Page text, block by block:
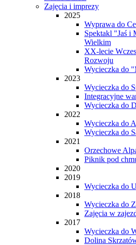
Zajęcia i imprezy
2025
Wyprawa do
Spektakl "Jaś i
Wielkim
XX-lecie
Rozwoju
Wycieczka do
2023
Wycieczka do
Integracyjne
Wycieczka do
2022
Wycieczka do
Wycieczka do
2021
Orzechowe
Piknik pod
2020
2019
Wycieczka do
2018
Wycieczka do
Zajęcia w
2017
Wycieczka do
Dolina